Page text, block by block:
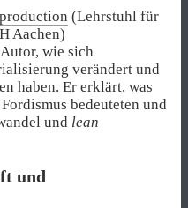
(Lehrstuhl für
Aachen)
wie sich
verändert und
haben. Er erklärt, was
bedeuteten und
und lean
und